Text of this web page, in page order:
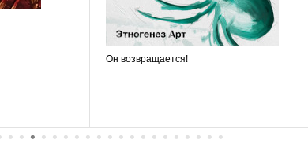
Он возвращается!